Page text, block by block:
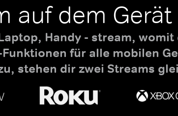
auf dem
Handy - stream,
für alle mobilen
stehen dir zwei Streams